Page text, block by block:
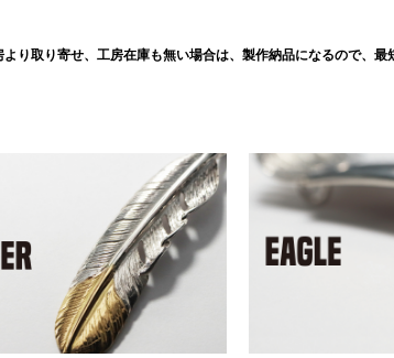
り取り寄せ、工房在庫も無い場合は、製作納品になるので、